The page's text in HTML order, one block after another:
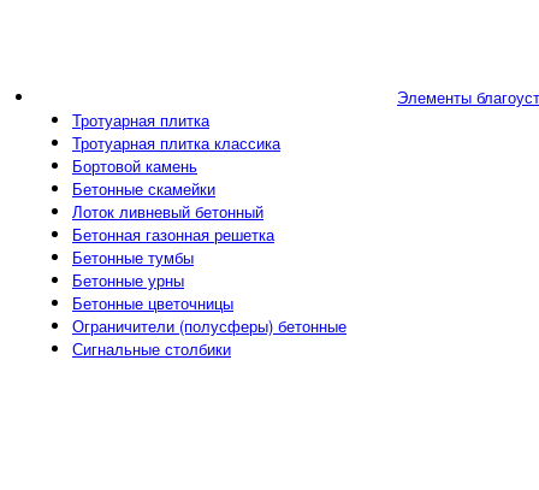
Элементы
Тротуарная плитка
Тротуарная плитка классика
Бортовой камень
Бетонные скамейки
Лоток ливневый бетонный
Бетонная газонная решетка
Бетонные тумбы
Бетонные урны
Бетонные цветочницы
Ограничители (полусферы) бетонные
Сигнальные столбики